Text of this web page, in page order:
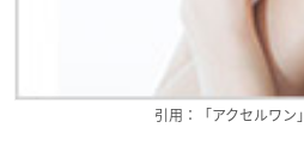
引用：「アクセルワン」